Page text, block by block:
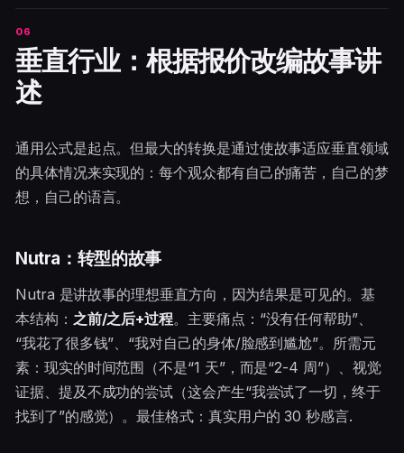
垂直行业：根据报价改编故事讲
述
通用公式是起点。但最大的转换是通过使故事适应垂直领域
的具体情况来实现的：每个观众都有自己的痛苦，自己的梦
想，自己的语言。
Nutra：转型的故事
Nutra 是讲故事的理想垂直方向，因为结果是可见的。基
本结构： 之前/之后+过程。主要痛点：“没有任何帮助”、
“我花了很多钱”、“我对自己的身体/脸感到尴尬”。所需元
素：现实的时间范围（不是“1 天”，而是“2-4 周”）、视觉
证据、提及不成功的尝试（这会产生“我尝试了一切，终于
找到了”的感觉）。最佳格式：真实用户的 30 秒感言.